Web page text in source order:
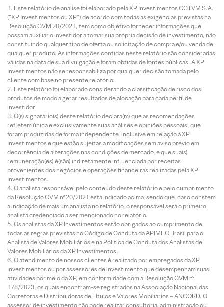
Este relatório de análise foi elaborado pela XP Investimentos CCTVM S.A.
(“XP Investimentos ou XP”) de acordo com todas as exigências previstas na
Resolução CVM 20/2021, tem como objetivo fornecer informações que
possam auxiliar o investidor a tomar sua própria decisão de investimento, não
constituindo qualquer tipo de oferta ou solicitação de compra e/ou venda de
qualquer produto. As informações contidas neste relatório são consideradas
válidas na data de sua divulgação e foram obtidas de fontes públicas. A XP
Investimentos não se responsabiliza por qualquer decisão tomada pelo
cliente com base no presente relatório.
Este relatório foi elaborado considerando a classificação de risco dos
produtos de modo a gerar resultados de alocação para cada perfil de
investidor.
O(s) signatário(s) deste relatório declara(m) que as recomendações
refletem única e exclusivamente suas análises e opiniões pessoais, que
foram produzidas de forma independente, inclusive em relação à XP
Investimentos e que estão sujeitas a modificações sem aviso prévio em
decorrência de alterações nas condições de mercado, e que sua(s)
remuneração(es) é(são) indiretamente influenciada por receitas
provenientes dos negócios e operações financeiras realizadas pela XP
Investimentos.
O analista responsável pelo conteúdo deste relatório e pelo cumprimento
da Resolução CVM nº 20/2021 está indicado acima, sendo que, caso constem
a indicação de mais um analista no relatório, o responsável será o primeiro
analista credenciado a ser mencionado no relatório.
Os analistas da XP Investimentos estão obrigados ao cumprimento de
todas as regras previstas no Código de Conduta da APIMEC Brasil para o
Analista de Valores Mobiliários e na Política de Conduta dos Analistas de
Valores Mobiliários da XP Investimentos.
O atendimento de nossos clientes é realizado por empregados da XP
Investimentos ou por assessores de investimento que desempenham suas
atividades por meio da XP, em conformidade com a Resolução CVM nº
178/2023, os quais encontram-se registrados na Associação Nacional das
Corretoras e Distribuidoras de Títulos e Valores Mobiliários – ANCORD. O
assessor de investimento não pode realizar consultoria, administração ou